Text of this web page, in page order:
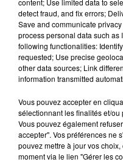
Ardennes
monde,
TITRES DIFFUSÉS
content; Use limited data to
detect fraud, and fix errors;
Save and communicate
process personal data such as
following functionalities:
requested; Use precise
other data sources; Link
information transmitted
Vous pouvez accepter en
sélectionnant les finalités et/
Vous pouvez également
accepter". Vos préférences ne
pouvez mettre à jour vos
moment via le lien "Gérer les